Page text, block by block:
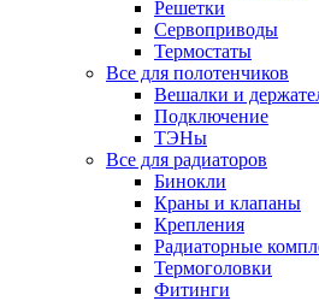
Решетки
Сервоприводы
Термостаты
Все для полотенчиков
Вешалки и
Подключение
ТЭНы
Все для радиаторов
Бинокли
Краны и клапаны
Крепления
Радиаторные
Термоголовки
Фитинги